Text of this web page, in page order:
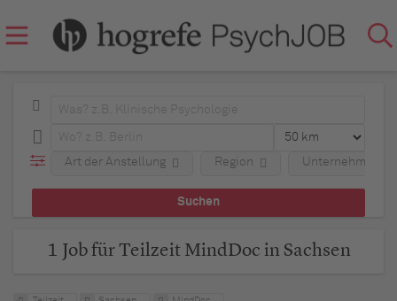
Art der Anstellung Region Unternehmen
1 Job für Teilzeit MindDoc in Sachsen